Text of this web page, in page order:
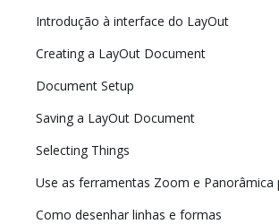
Introdução à interface do LayOut
Creating a LayOut Document
Document Setup
Saving a LayOut Document
Selecting Things
Como desenhar linhas e formas